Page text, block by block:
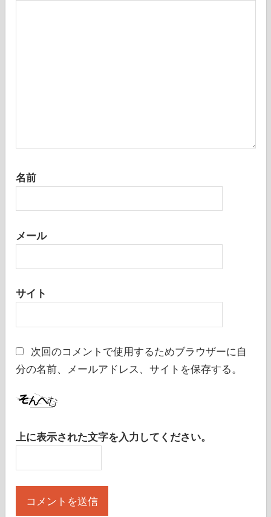
名前
メール
サイト
次回のコメントで使用するためブラウザーに自
分の名前、メールアドレス、サイトを保存する。
上に表示された文字を入力してください。